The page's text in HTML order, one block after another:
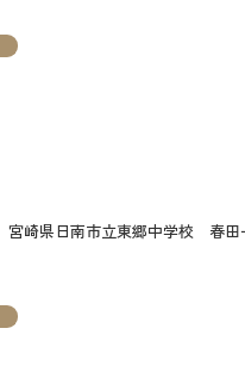
崎県日南市立東郷中学校 春